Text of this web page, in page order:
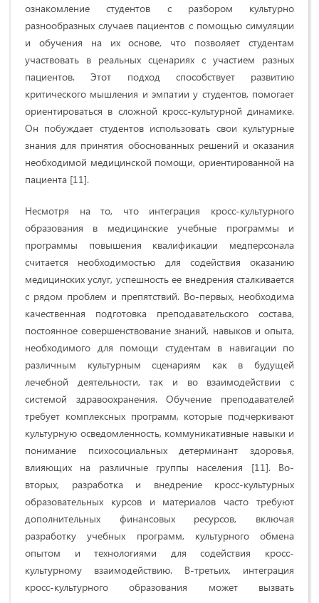
ознакомление студентов с разбором культурно
разнообразных случаев пациентов с помощью симуляции
и обучения на их основе, что позволяет студентам
участвовать в реальных сценариях с участием разных
пациентов. Этот подход способствует развитию
критического мышления и эмпатии у студентов, помогает
ориентироваться в сложной кросс-культурной динамике.
Он побуждает студентов использовать свои культурные
знания для принятия обоснованных решений и оказания
необходимой медицинской помощи, ориентированной на
пациента [11].
Несмотря на то, что интеграция кросс-культурного
образования в медицинские учебные программы и
программы повышения квалификации медперсонала
считается необходимостью для содействия оказанию
медицинских услуг, успешность ее внедрения сталкивается
с рядом проблем и препятствий. Во-первых, необходима
качественная подготовка преподавательского состава,
постоянное совершенствование знаний, навыков и опыта,
необходимого для помощи студентам в навигации по
различным культурным сценариям как в будущей
лечебной деятельности, так и во взаимодействии с
системой здравоохранения. Обучение преподавателей
требует комплексных программ, которые подчеркивают
культурную осведомленность, коммуникативные навыки и
понимание психосоциальных детерминант здоровья,
влияющих на различные группы населения [11]. Во-
вторых, разработка и внедрение кросс-культурных
образовательных курсов и материалов часто требуют
дополнительных финансовых ресурсов, включая
разработку учебных программ, культурного обмена
опытом и технологиями для содействия кросс-
культурному взаимодействию. В-третьих, интеграция
кросс-культурного образования может вызвать